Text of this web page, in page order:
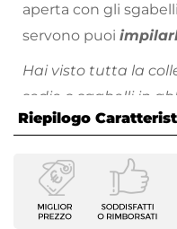
aperta con gli
servono puoi
Hai visto tutta la
sedie o sgabelli in
ambiente stile
Tutti i prodotti che
all’esterno hanno
Proteggi semprei
Riepilogo
Caratteristiche
Tipologia
Sgabello